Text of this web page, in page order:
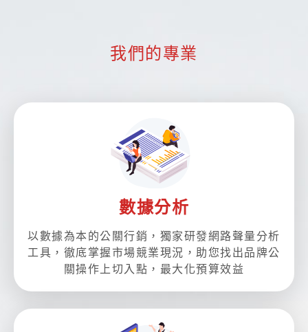
我們的專業
數據分析
以數據為本的公關行銷，獨家研發網路聲量分析
工具，徹底掌握市場競業現況，助您找出品牌公
關操作上切入點，最大化預算效益